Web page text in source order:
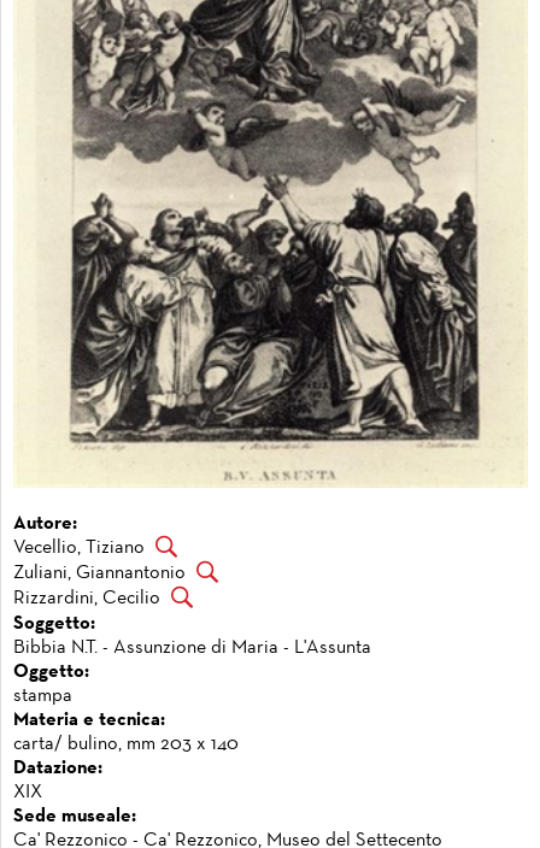
Autore:
Vecellio, Tiziano
Zuliani, Giannantonio
Rizzardini, Cecilio
Soggetto:
Bibbia N.T. - Assunzione di Maria - L'Assunta
Oggetto:
stampa
Materia e tecnica:
carta/ bulino, mm 203 x 140
Datazione:
XIX
Sede museale:
Ca' Rezzonico - Ca' Rezzonico, Museo del Settecento